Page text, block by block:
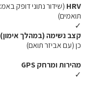
HRV
תואמים)
✓
קצב נשימה (במהלך אימון)
כן (עם אביזר תואם)
מהירות ומרחק GPS
✓